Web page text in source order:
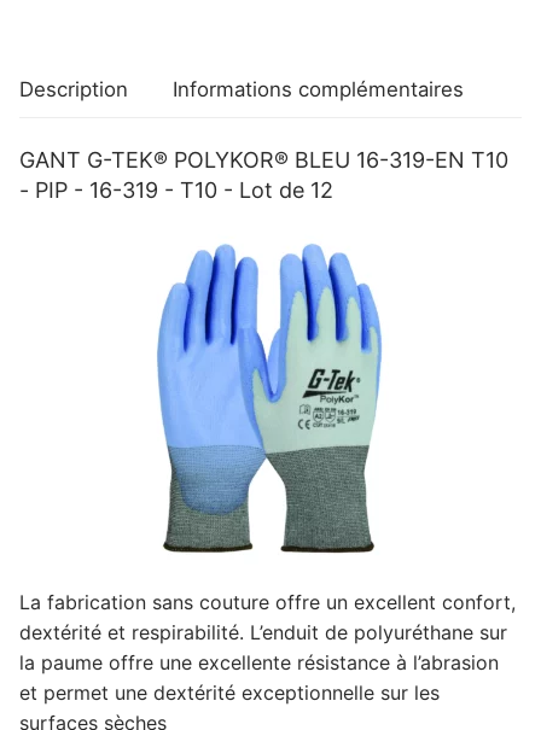
PIP
319
-
Description Informations complémentaires
GANT G-TEK® POLYKOR® BLEU 16-319-EN T10
- PIP - 16-319 - T10 - Lot de 12
La fabrication sans couture offre un excellent confort,
dextérité et respirabilité. L’enduit de polyuréthane sur
la paume offre une excellente résistance à l’abrasion
et permet une dextérité exceptionnelle sur les
surfaces sèches